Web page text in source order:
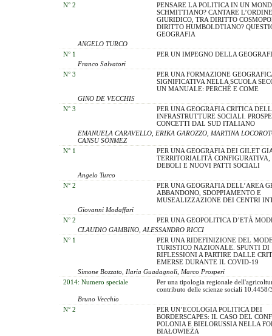
N° 2
PENSARE LA POLITICA IN UN
SCHMITTIANO? CANTARE L’ORDINE
GIURIDICO, TRA DIRITTO
DIRITTO HUMBOLDTIANO?
GEOGRAFIA
ANGELO TURCO
N° 1
PER UN IMPEGNO DELLA
Franco Salvatori
N° 3
PER UNA FORMAZIONE
SIGNIFICATIVA NELLA SCUOLA
UN MANUALE: PERCHÉ E COME
GINO DE VECCHIS
N° 3
PER UNA GEOGRAFIA CRITICA
INFRASTRUTTURE SOCIALI.
CONCETTI DAL SUD ITALIANO
EMANUELA CARAVELLO, ERIKA GAROZZO, MARTINA
CANSU SÖNMEZ
N° 1
PER UNA GEOGRAFIA DEI GILET
TERRITORIALITÀ CONFIGURATIVA,
DEBOLI E NUOVI PATTI SOCIALI
Angelo Turco
N° 2
PER UNA GEOGRAFIA DELL’AREA
ABBANDONO, SDOPPIAMENTO E
MUSEALIZZAZIONE DEI CENTRI
Giovanni Modaffari
N° 2
PER UNA GEOPOLITICA D’ETÀ
CLAUDIO GAMBINO, ALESSANDRO RICCI
N° 1
PER UNA RIDEFINIZIONE DEL
TURISTICO NAZIONALE. SPUNTI DI
RIFLESSIONI A PARTIRE DALLE
EMERSE DURANTE IL COVID-19
Simone Bozzato, Ilaria Guadagnoli, Marco Prosperi
2014: Numero speciale
Per una tipologia regionale
contributo delle scienze sociali 10.4458/
Bruno Vecchio
N° 2
PER UN’ECOLOGIA POLITICA DEI
BORDERSCAPES: IL CASO DEL
POLONIA E BIELORUSSIA NELLA
BIAŁOWIEŻA